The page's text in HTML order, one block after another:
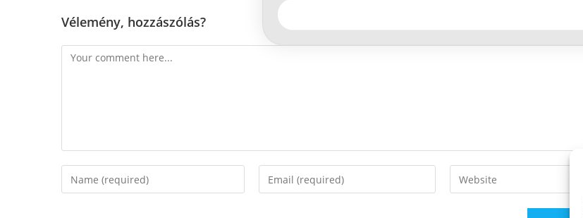
Vélemény, hozzászólás?
Comment
Enter
your
Enter
your
Enter
your